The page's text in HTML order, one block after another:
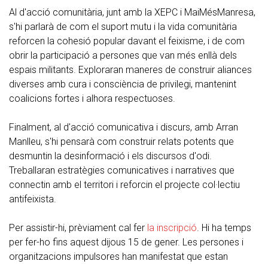
Al d'acció comunitària, junt amb la XEPC i MaiMésManresa,
s'hi parlarà de com el suport mutu i la vida comunitària
reforcen la cohesió popular davant el feixisme, i de com
obrir la participació a persones que van més enllà dels
espais militants. Exploraran maneres de construir aliances
diverses amb cura i consciència de privilegi, mantenint
coalicions fortes i alhora respectuoses.
Finalment, al d'acció comunicativa i discurs, amb Arran
Manlleu, s'hi pensarà com construir relats potents que
desmuntin la desinformació i els discursos d'odi.
Treballaran estratègies comunicatives i narratives que
connectin amb el territori i reforcin el projecte col·lectiu
antifeixista.
Per assistir-hi, prèviament cal fer la inscripció. Hi ha temps
per fer-ho fins aquest dijous 15 de gener. Les persones i
organitzacions impulsores han manifestat que estan